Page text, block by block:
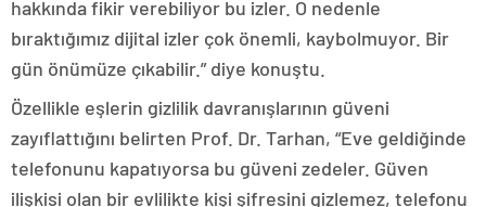
hakkında fikir verebiliyor bu izler. O nedenle
bıraktığımız dijital izler çok önemli, kaybolmuyor. Bir
gün önümüze çıkabilir.” diye konuştu.
Özellikle eşlerin gizlilik davranışlarının güveni
zayıflattığını belirten Prof. Dr. Tarhan, “Eve geldiğinde
telefonunu kapatıyorsa bu güveni zedeler. Güven
ilişkisi olan bir evlilikte kişi şifresini gizlemez, telefonu